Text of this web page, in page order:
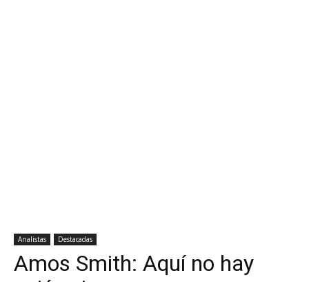
Analistas Destacadas
Amos Smith: Aquí no hay